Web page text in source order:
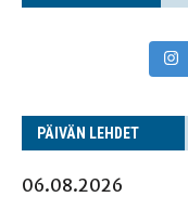
PÄI­VÄN LEHDET
06.08.2026